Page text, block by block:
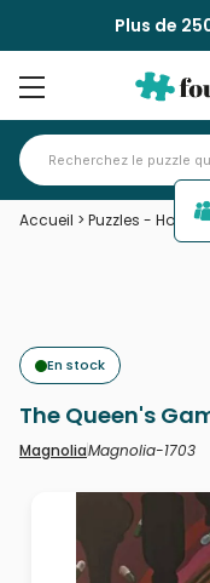
Plus de
Accueil > Puzzles -
En stock
The Queen's
MagnoliaMagnolia-1703